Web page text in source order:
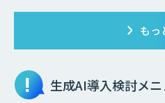
もっ
生成AI導入検討メ